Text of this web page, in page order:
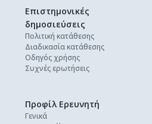
Επιστημονικές
δημοσιεύσεις
Πολιτική κατάθεσης
Διαδικασία κατάθεσης
Οδηγός χρήσης
Συχνές ερωτήσεις
Προφίλ Ερευνητή
Γενικά